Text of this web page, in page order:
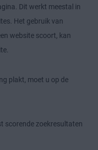
Dit werkt meestal in
Het gebruik van
website scoort, kan
plakt, moet u op de
scorende zoekresultaten